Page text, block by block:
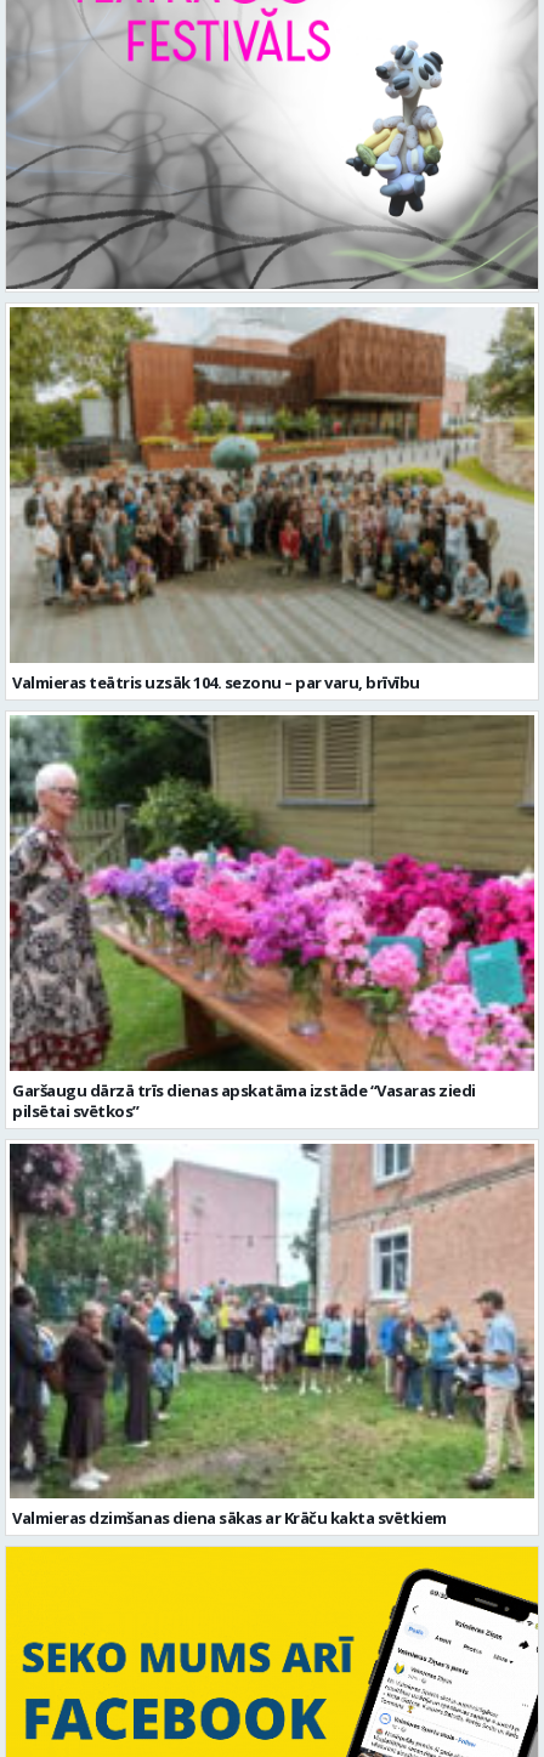
Valmieras teātris uzsāk 104. sezonu – par varu, brīvību
Garšaugu dārzā trīs dienas apskatāma izstāde “Vasaras ziedi
pilsētai svētkos”
Valmieras dzimšanas diena sākas ar Krāču kakta svētkiem